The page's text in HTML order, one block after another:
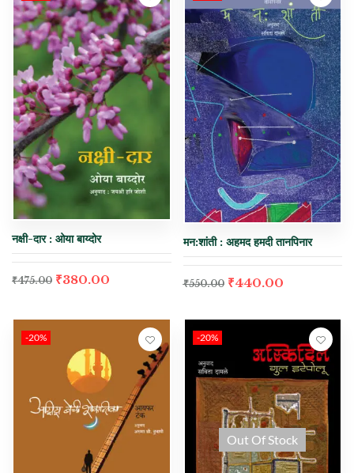
नक्षी-दार : ओया बाय्दोर
₹475.00 ₹380.00
मन:शांती : अहमद हमदी तानपिनार
₹550.00 ₹440.00
-20% -20%
Out Of Stock